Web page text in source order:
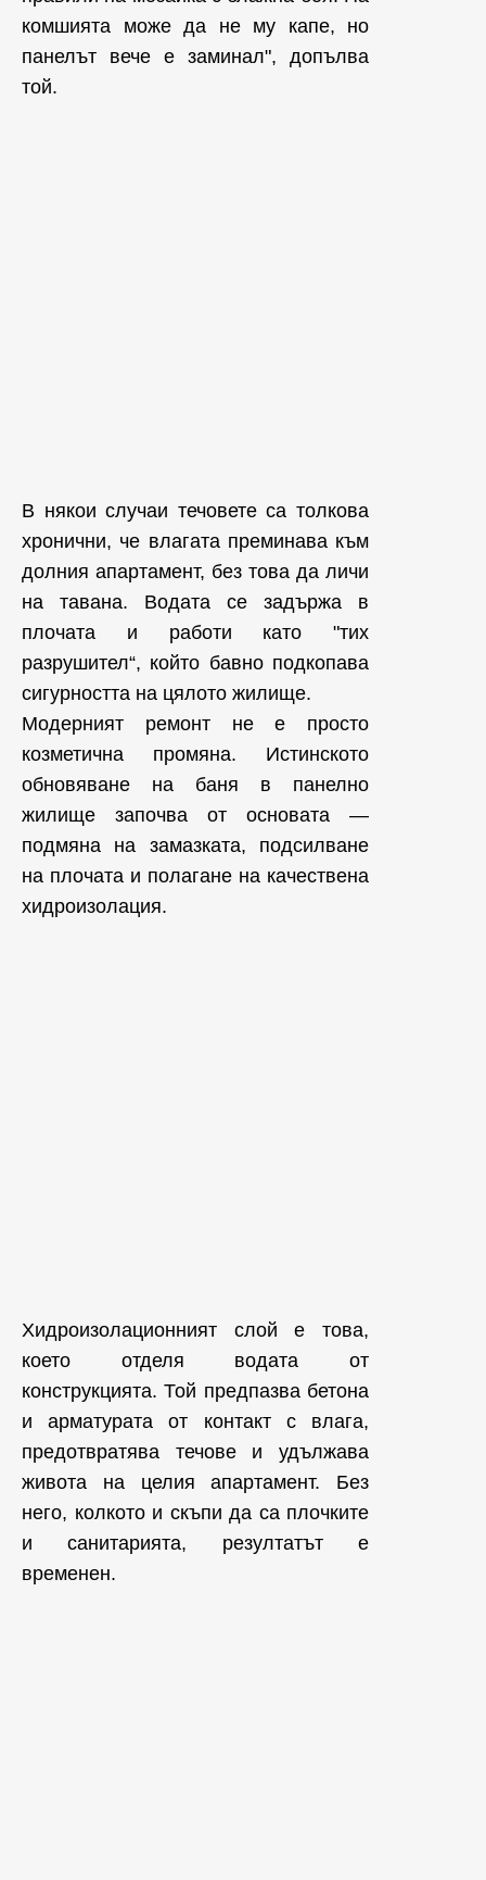
комшията може да не му капе, но
панелът вече е заминал", допълва
той.
В някои случаи течовете са толкова
хронични, че влагата преминава към
долния апартамент, без това да личи
на тавана. Водата се задържа в
плочата и работи като "тих
разрушител“, който бавно подкопава
сигурността на цялото жилище.
Модерният ремонт не е просто
козметична промяна. Истинското
обновяване на баня в панелно
жилище започва от основата —
подмяна на замазката, подсилване
на плочата и полагане на качествена
хидроизолация.
Хидроизолационният слой е това,
което отделя водата от
конструкцията. Той предпазва бетона
и арматурата от контакт с влага,
предотвратява течове и удължава
живота на целия апартамент. Без
него, колкото и скъпи да са плочките
и санитарията, резултатът е
временен.